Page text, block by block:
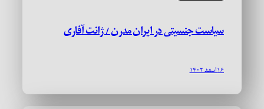
سیاست جنسیتی در ایران مدرن / ژانت آفاری
۱۶ اسفند ۱۴۰۲